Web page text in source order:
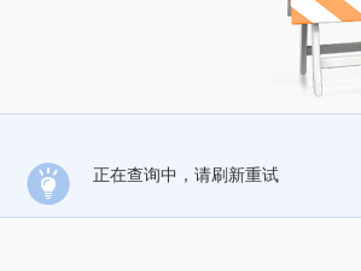
正在查询中，请刷新重试